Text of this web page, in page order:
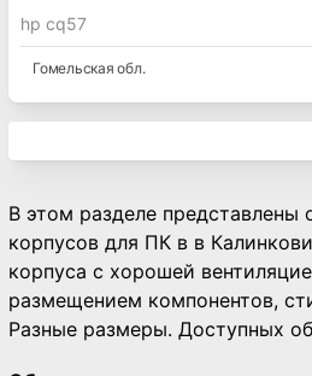
hp cq57
Гомельская обл.
В этом разделе представлены
корпусов для ПК в в
корпуса с хорошей
размещением компонентов,
Разные размеры. Доступных